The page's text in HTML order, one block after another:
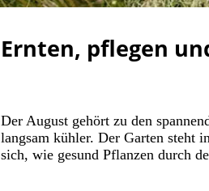
Ernten, pflegen
Der August gehört zu den
langsam kühler. Der Garten steht
sich, wie gesund Pflanzen durch